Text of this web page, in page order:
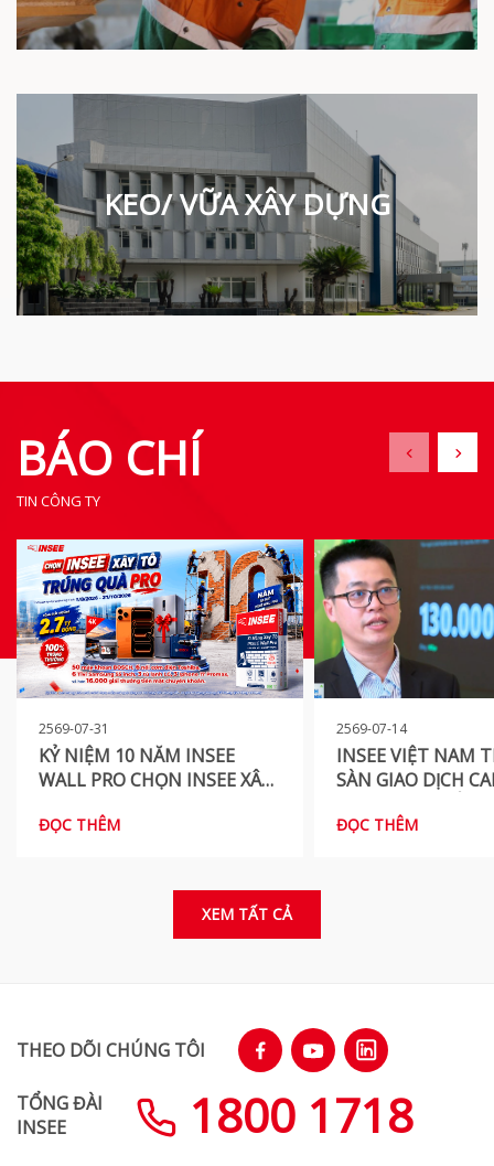
KEO/ VỮA XÂY DỰNG
BÁO CHÍ
TIN CÔNG TY
2569-07-31
KỶ NIỆM 10 NĂM INSEE
WALL PRO CHỌN INSEE XÂY
ĐỌC THÊM
2569-07-14
INSEE VIỆT NAM
SÀN GIAO DỊCH
CAM KẾT TIÊN
ĐỌC THÊM
XEM TẤT CẢ
THEO DÕI CHÚNG TÔI
TỔNG ĐÀI
INSEE
1800 1718